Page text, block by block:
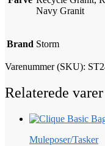
Navy Granit
Brand Storm
Varenummer (SKU):
Relaterede varer
Muleposer/Tasker